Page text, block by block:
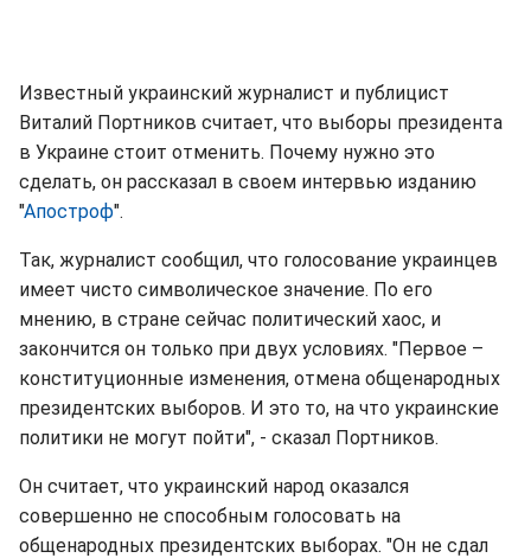
Известный украинский журналист и публицист
Виталий Портников считает, что выборы президента
в Украине стоит отменить. Почему нужно это
сделать, он рассказал в своем интервью изданию
"Апостроф".
Так, журналист сообщил, что голосование украинцев
имеет чисто символическое значение. По его
мнению, в стране сейчас политический хаос, и
закончится он только при двух условиях. "Первое –
конституционные изменения, отмена общенародных
президентских выборов. И это то, на что украинские
политики не могут пойти", - сказал Портников.
Он считает, что украинский народ оказался
совершенно не способным голосовать на
общенародных президентских выборах. "Он не сдал